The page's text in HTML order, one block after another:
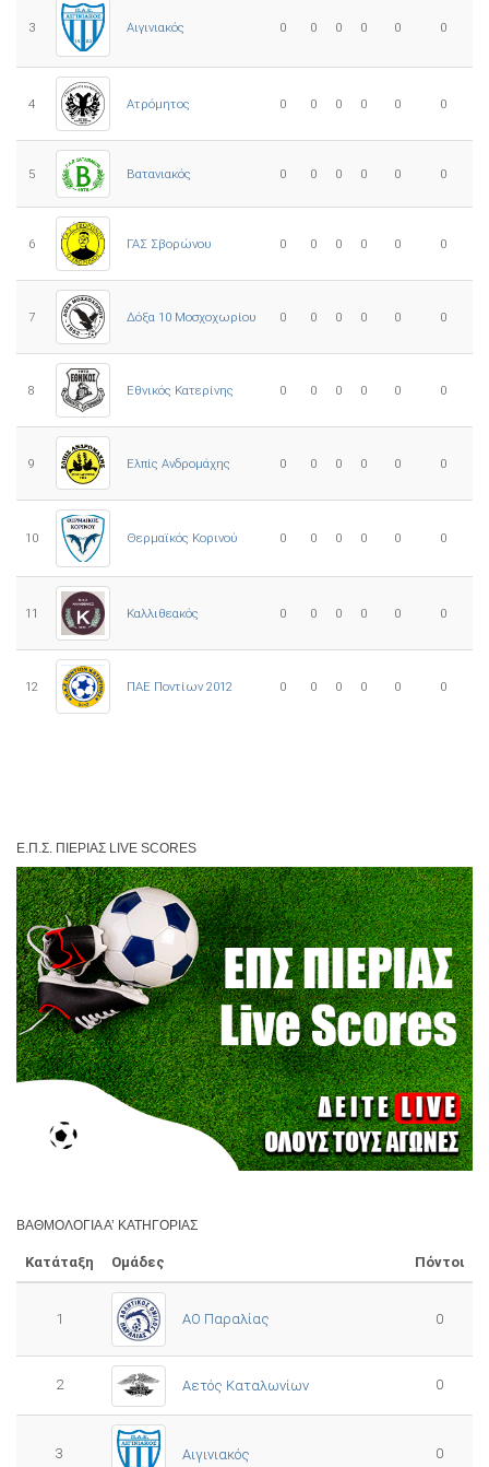
3 Αιγινιακός 0 0 0 0 0 0
4 Ατρόμητος 0 0 0 0 0 0
5 Βατανιακός 0 0 0 0 0 0
6 ΓΑΣ Σβορώνου 0 0 0 0 0 0
7 Δόξα 10 Μοσχοχωρίου 0 0 0 0 0 0
8 Εθνικός Κατερίνης 0 0 0 0 0 0
9 Ελπίς Ανδρομάχης 0 0 0 0 0 0
10 Θερμαϊκός Κορινού 0 0 0 0 0 0
11 Καλλιθεακός 0 0 0 0 0 0
12 ΠΑΕ Ποντίων 2012 0 0 0 0 0 0
Ε.Π.Σ. ΠΙΕΡΊΑΣ LIVE SCORES
ΒΑΘΜΟΛΟΓΊΑ Α’ ΚΑΤΗΓΟΡΊΑΣ
Κατάταξη Ομάδες Πόντοι
1 ΑΟ Παραλίας 0
2 Αετός Καταλωνίων 0
3 Αιγινιακός 0